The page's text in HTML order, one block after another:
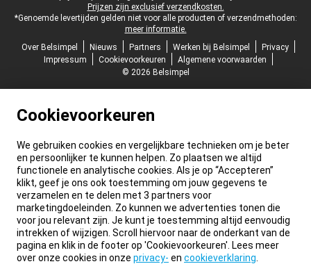
Prijzen zijn exclusief verzendkosten.
*Genoemde levertijden gelden niet voor alle producten of verzendmethoden:
meer informatie.
Over Belsimpel
Nieuws Partners Werken bij Belsimpel
Privacy
Impressum
Cookievoorkeuren
Algemene voorwaarden
© 2026 Belsimpel
Cookievoorkeuren
We gebruiken cookies en vergelijkbare technieken om je beter
en persoonlijker te kunnen helpen. Zo plaatsen we altijd
functionele en analytische cookies. Als je op “Accepteren”
klikt, geef je ons ook toestemming om jouw gegevens te
verzamelen en te delen met 3 partners voor
marketingdoeleinden. Zo kunnen we advertenties tonen die
voor jou relevant zijn. Je kunt je toestemming altijd eenvoudig
intrekken of wijzigen. Scroll hiervoor naar de onderkant van de
pagina en klik in de footer op 'Cookievoorkeuren'. Lees meer
over onze cookies in onze privacy- en cookieverklaring